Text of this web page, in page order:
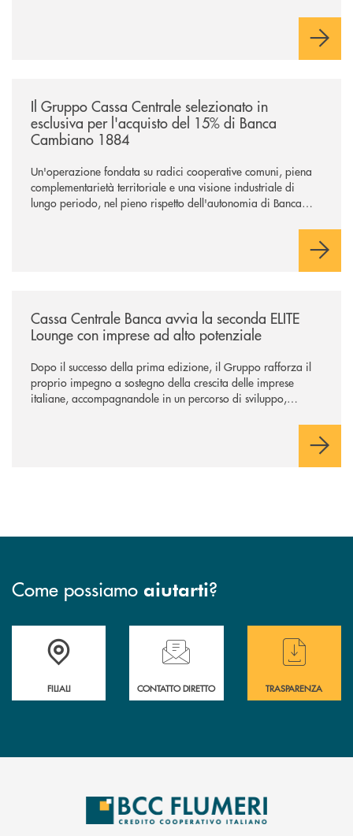
comuni e sulla prossimità ai territori, per ampliare l’offerta e
Il Gruppo Cassa Centrale selezionato in
esclusiva per l'acquisto del 15% di Banca
Cambiano 1884
Un'operazione fondata su radici cooperative comuni, piena
complementarietà territoriale e una visione industriale di
lungo periodo, nel pieno rispetto dell'autonomia di Banca
negoziazione esclusiva per la finalizzazione dell’operazione.
Cassa Centrale Banca avvia la seconda ELITE
Lounge con imprese ad alto potenziale
Dopo il successo della prima edizione, il Gruppo rafforza il
proprio impegno a sostegno della crescita delle imprese
italiane, accompagnandole in un percorso di sviluppo,
Come possiamo aiutarti?
Trova la filiale più vicina a te
FILIALI
Hai bisogno di assistenza immediata ?
CONTATTO DIRETTO
Hai bisogno di
TRASPARENZA